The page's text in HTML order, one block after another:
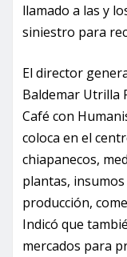
llamado a las y
siniestro para
El director
Baldemar Utrilla
Café con
coloca en el
chiapanecos,
plantas,
producción,
Indicó que
mercados para